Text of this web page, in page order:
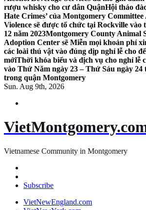
rượu whisky cho cư dân QuậnHội thảo
Hate Crimes’ của Montgomery Committee
Violence sẽ được tổ chức tại Rockville
12 năm 2023Montgomery County Animal
Adoption Center sẽ Miễn mọi khoản phí
các loài thú vật vào đúng dịp nghỉ lễ cho
mớiThời khóa biểu và dịch vụ cho nghỉ lễ
vào Thứ Năm ngày 23 – Thứ Sáu ngày 24
trong quận Montgomery
Sun. Aug 9th, 2026
Vietnamese Community in Montgomery
Subscribe
VietNewEngland.com